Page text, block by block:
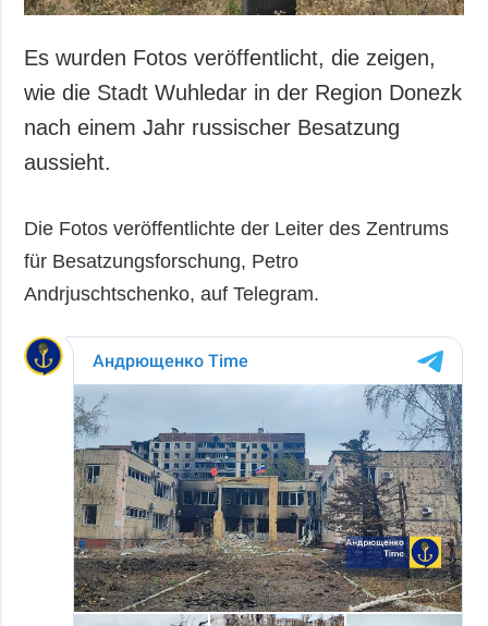
Es wurden Fotos veröffentlicht, die zeigen,
wie die Stadt Wuhledar in der Region Donezk
nach einem Jahr russischer Besatzung
aussieht.
Die Fotos veröffentlichte der Leiter des Zentrums
für Besatzungsforschung, Petro
Andrjuschtschenko, auf Telegram.